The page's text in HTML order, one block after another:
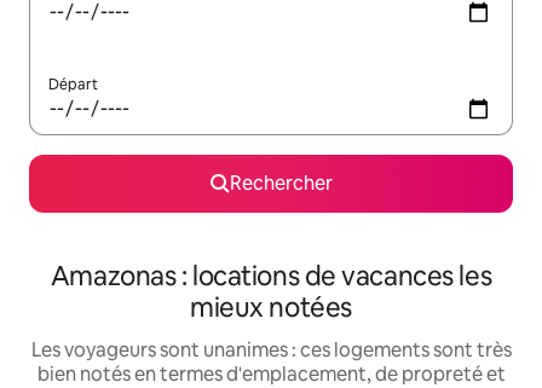
Départ
Rechercher
Amazonas : locations de vacances les
mieux notées
Les voyageurs sont unanimes : ces logements sont très
bien notés en termes d'emplacement, de propreté et